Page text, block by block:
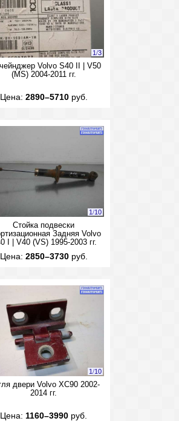
1/3
Volvo S40 II | V50
(MS) 2004-2011 гг.
Цена: 2890–5710руб.
1/10
Стойка подвески
Задняя Volvo
I | V40 (VS) 1995-2003 гг.
Цена: 2850–3730руб.
1/10
двери Volvo XC90 2002-
2014 гг.
Цена: 1160–3990 руб.